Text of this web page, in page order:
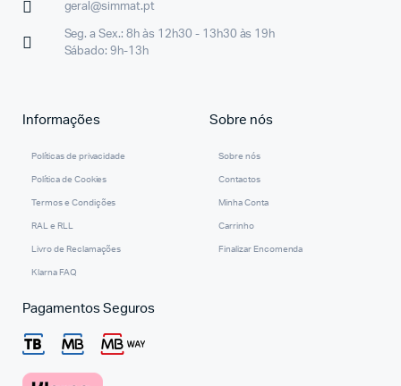
geral@simmat.pt
Seg. a Sex.: 8h às 12h30 - 13h30 às 19h
Sábado: 9h-13h
Informações
Políticas de privacidade
Política de Cookies
Termos e Condições
RAL e RLL
Livro de Reclamações
Klarna FAQ
Sobre nós
Sobre nós
Contactos
Minha Conta
Carrinho
Finalizar Encomenda
Pagamentos Seguros